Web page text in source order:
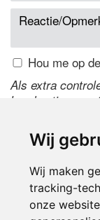
Wij
Wij maken
tracking-
onze
Hou me op
Als extra
handmatige
de code te